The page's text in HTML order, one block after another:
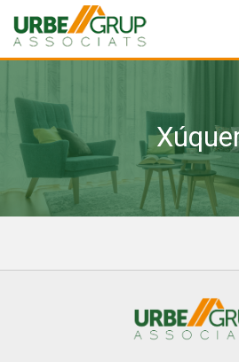
Modificar cookies
Técnicas y funcionales
instalación de las mismas. El
impedir que sean instaladas en su
deberá tener en cuenta que dicha
dificultades de navegación de la